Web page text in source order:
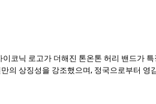
코닉 로고가 더해진 톤온톤 허리 밴드가
의 상징성을 강조했으며, 정국으로부터